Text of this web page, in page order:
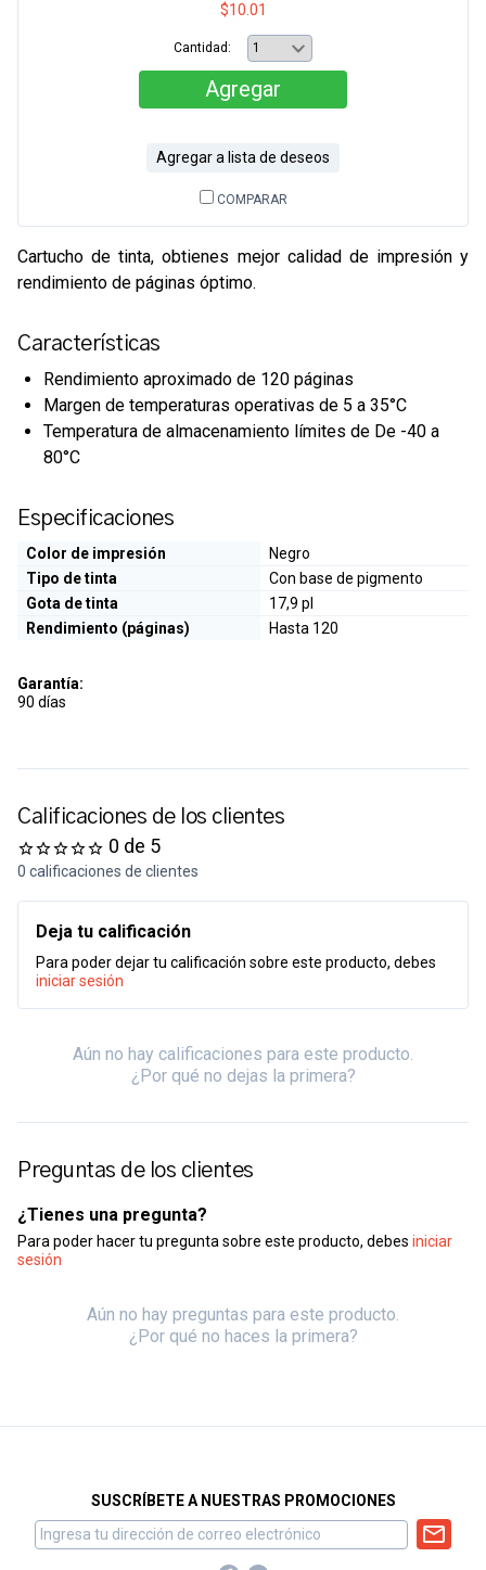
$10.01
Cantidad:
Agregar
Agregar a lista de deseos
COMPARAR
Cartucho de tinta, obtienes mejor calidad de impresión y
rendimiento de páginas óptimo.
Características
Rendimiento aproximado de 120 páginas
Margen de temperaturas operativas de 5 a 35°C
Temperatura de almacenamiento límites de De -40 a
80°C
Especificaciones
Color de impresión
Negro
Tipo de tinta
Con base de pigmento
Gota de tinta
17,9 pl
Rendimiento (páginas)
Hasta 120
Garantía:
90 días
Calificaciones de los clientes
0 de 5
0 calificaciones de clientes
Deja tu calificación
Para poder dejar tu calificación sobre este producto, debes
iniciar sesión
Aún no hay calificaciones para este producto.
¿Por qué no dejas la primera?
Preguntas de los clientes
¿Tienes una pregunta?
Para poder hacer tu pregunta sobre este producto, debes iniciar
sesión
Aún no hay preguntas para este producto.
¿Por qué no haces la primera?
SUSCRÍBETE A NUESTRAS PROMOCIONES